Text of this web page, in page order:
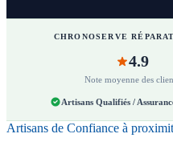
CHRONOSERVE
4.9
Note moyenne des
Artisans Qualifiés /
Artisans de Confiance à